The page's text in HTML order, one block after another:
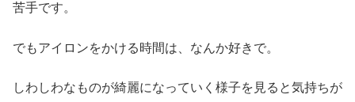
苦手です。
でもアイロンをかける時間は、なんか好きで。
しわしわなものが綺麗になっていく様子を見ると気持ちが